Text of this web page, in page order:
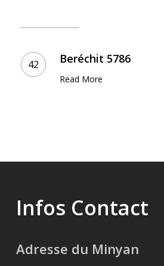
5786
Beréchit 5786
Read More
Infos Contact
Adresse du Minyan